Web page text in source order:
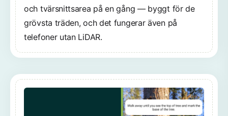
och tvärsnittsarea på en gång — byggt för de
grövsta träden, och det fungerar även på
telefoner utan LiDAR.